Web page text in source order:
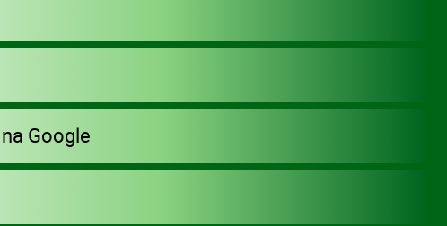
Google